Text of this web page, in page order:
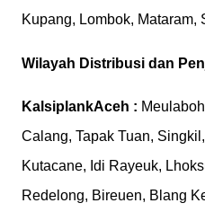
Kupang, Lombok, Mataram,
Wilayah Distribusi dan
KalsiplankAceh :
Calang, Tapak Tuan,
Kutacane, Idi Rayeuk,
Redelong, Bireuen, Blang